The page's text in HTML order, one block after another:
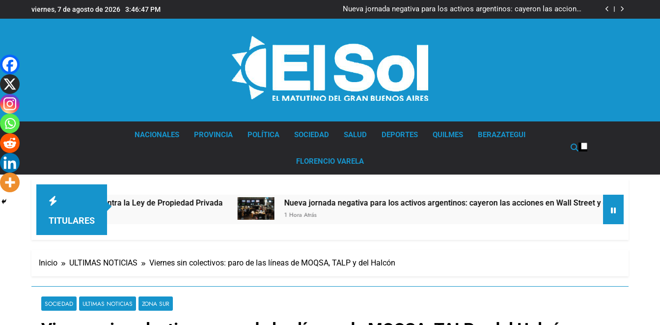
al
viernes, 7 de agosto de 2026 3:46:48 PM
Ley de Propiedad Privada
Nueva jornada negativa para los activos argentinos: cayeron las acciones
en Wall Street y el riesgo país quedó al borde de los 450 puntos
Jorge Macri condenó los disturbios frente al Congreso y calificó a los
Nueva jornada negativa para los activos argentinos: cayeron las acciones
Jorge Macri condenó los disturbios frente al Congreso y calificó a los
Día Internacional de la Cerveza: los tres secretos para servirla
NACIONALES PROVINCIA POLÍTICA SOCIEDAD SALUD DEPORTES QUILMES BERAZATEGUI
FLORENCIO VARELA
TITULARES
frente al Congreso contra la Ley de Propiedad Privada Nueva jornada negativa para los activos argentinos: cayeron las acciones en Wall Street y el riesgo país quedó
1 Hora Atrás
Inicio ULTIMAS NOTICIAS Viernes sin colectivos: paro de las líneas de MOQSA, TALP y del Halcón
SOCIEDAD ULTIMAS NOTICIAS ZONA SUR